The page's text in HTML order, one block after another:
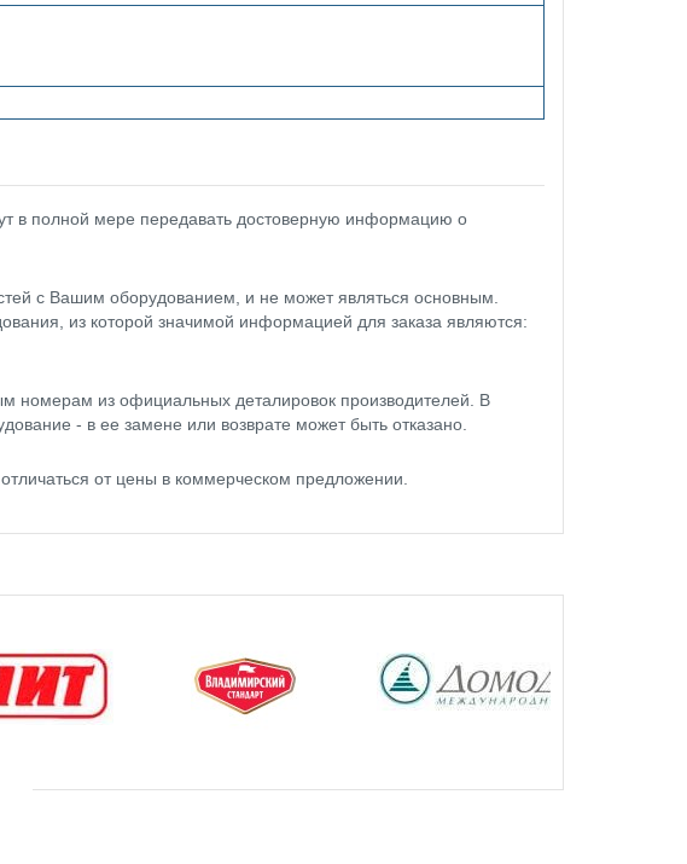
в полной мере передавать достоверную информацию о
с Вашим оборудованием, и не может являться основным.
из которой значимой информацией для заказа являются:
номерам из официальных деталировок производителей. В
- в ее замене или возврате может быть отказано.
от цены в коммерческом предложении.